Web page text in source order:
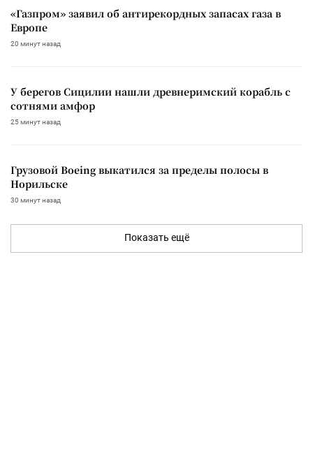
«Газпром» заявил об антирекордных запасах газа в
Европе
20 минут назад
У берегов Сицилии нашли древнеримский корабль с
сотнями амфор
25 минут назад
Грузовой Boeing выкатился за пределы полосы в
Норильске
30 минут назад
Показать ещё